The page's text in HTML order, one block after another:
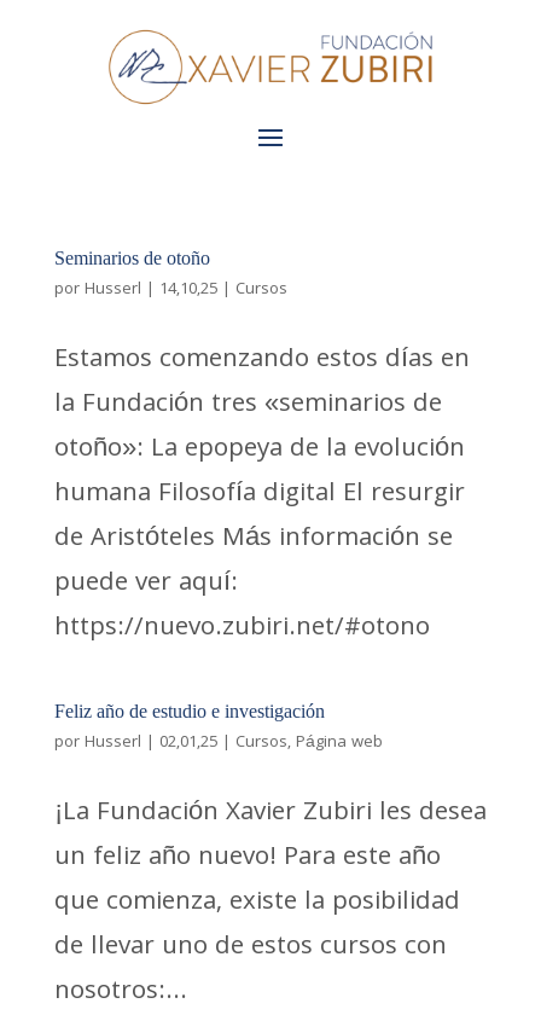
Seminarios de otoño
por Husserl | 14,10,25| Cursos
Estamos comenzando estos días en
la Fundación tres «seminarios de
otoño»: La epopeya de la evolución
humana Filosofía digital El resurgir
de Aristóteles Más información se
puede ver aquí:
https://nuevo.zubiri.net/#otono
Feliz año de estudio e investigación
por Husserl | 02,01,25| Cursos, Página web
¡La Fundación Xavier Zubiri les desea
un feliz año nuevo! Para este año
que comienza, existe la posibilidad
de llevar uno de estos cursos con
nosotros:...